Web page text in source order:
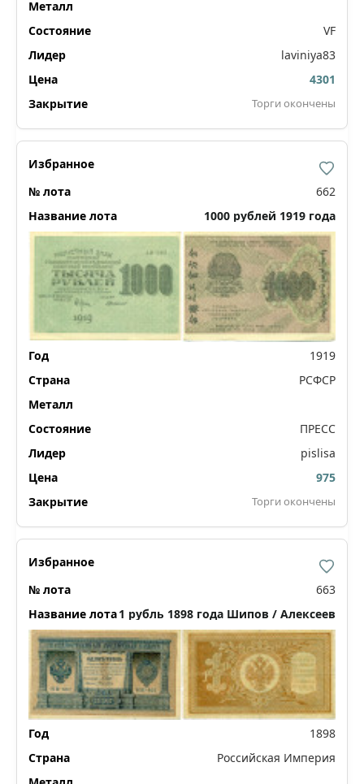
VF
laviniya83
4301
Торги окончены
662
1000 рублей 1919 года
1919
РСФСР
ПРЕСС
pislisa
975
Торги окончены
663
1 рубль 1898 года Шипов / Алексеев
1898
Российская Империя